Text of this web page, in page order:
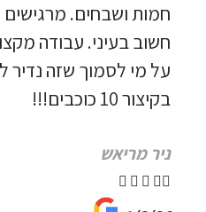
חמות ושבחים.
חשוב בעיני. עבודה
על מי לסמוך שזה נדיר
בקיצור 10 כוכבים!!!
ניר מריאש
   